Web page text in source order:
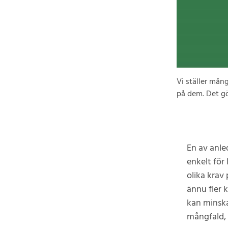
Vi ställer
på dem. Det
En av
enkelt för
olika krav
ännu fler
kan